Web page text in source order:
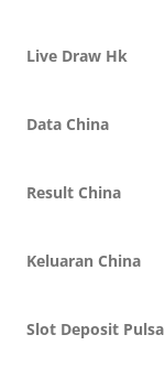
Live Draw Hk
Data China
Result China
Keluaran China
Slot Deposit Pulsa